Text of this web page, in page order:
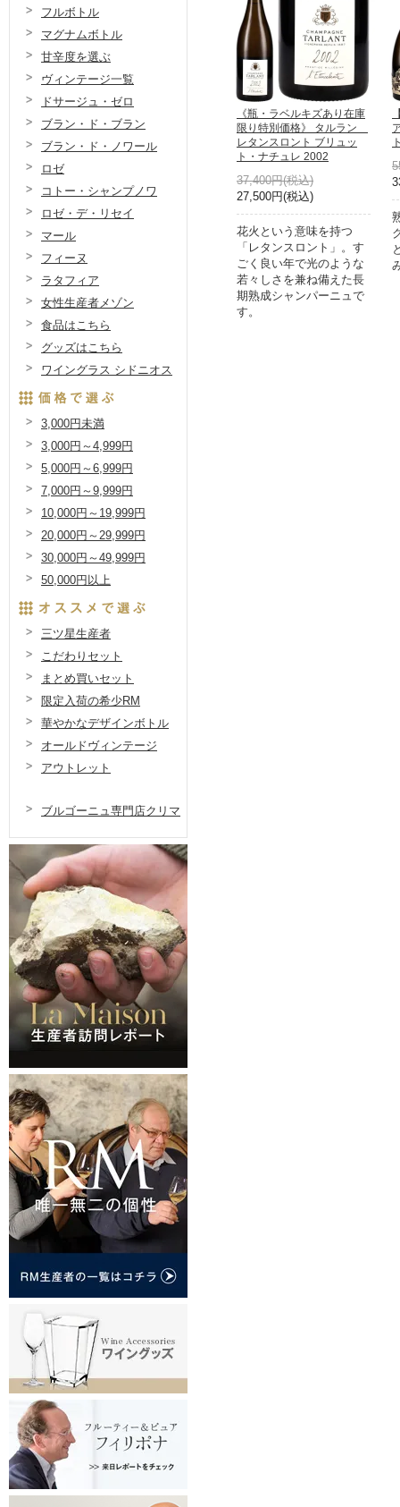
《瓶・ラベルキズあり在庫
限り特別価格》 タルラン
レタンスロント ブリュッ
ト・ナチュレ 2002
37,400円(税込)
27,500円(税込)
花火という意味を持つ
「レタンスロント」。す
ごく良い年で光のような
若々しさを兼ね備えた長
期熟成シャンパーニュで
す。
フルボトル
マグナムボトル
甘辛度を選ぶ
ヴィンテージ一覧
ドサージュ・ゼロ
ブラン・ド・ブラン
ブラン・ド・ノワール
ロゼ
コトー・シャンプノワ
ロゼ・デ・リセイ
マール
フィーヌ
ラタフィア
女性生産者メゾン
食品はこちら
グッズはこちら
ワイングラス シドニオス
3,000円未満
3,000円～4,999円
5,000円～6,999円
7,000円～9,999円
10,000円～19,999円
20,000円～29,999円
30,000円～49,999円
50,000円以上
三ツ星生産者
こだわりセット
まとめ買いセット
限定入荷の希少RM
華やかなデザインボトル
オールドヴィンテージ
アウトレット
ブルゴーニュ専門店クリマ